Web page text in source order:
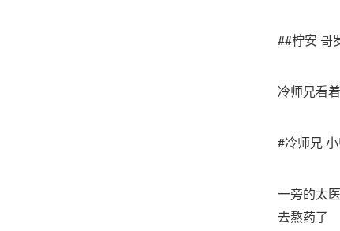
##柠安 哥
冷师兄看
#冷师兄
一旁的太
去熬药了